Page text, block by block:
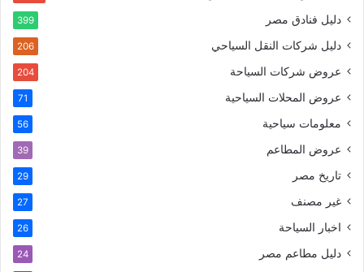
دليل فنادق مصر 399
دليل شركات النقل السياحي 206
عروض شركات السياحة 204
عروض المحلات السياحية 71
معلومات سياحية 56
عروض المطاعم 39
تاريخ مصر 29
غير مصنف 27
اخبار السياحة 26
دليل مطاعم مصر 24